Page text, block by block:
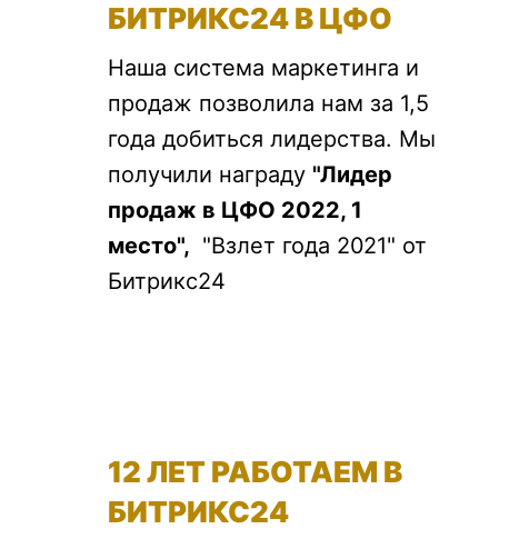
БИТРИКС24В ЦФО
Наша система маркетинга и
продаж позволила нам за 1,5
года добиться лидерства. Мы
получили награду "Лидер
продаж в ЦФО 2022, 1
место", "Взлет года 2021" от
Битрикс24
12 ЛЕТ РАБОТАЕМ В
БИТРИКС24